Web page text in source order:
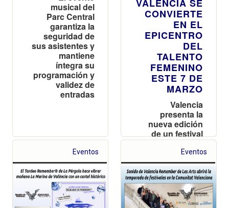
musical del
Parc Central
garantiza la
seguridad de
sus asistentes y
mantiene
íntegra su
programación y
validez de
entradas
VALENCIA SE
CONVIERTE
EN EL
EPICENTRO
DEL
TALENTO
FEMENINO
ESTE 7 DE
MARZO
Valencia
presenta la
nueva edición
de un festival
pionero en
España que
reúne a artistas,
cantantes y DJs
en un cartel
íntegramente
femenino
Eventos Eventos